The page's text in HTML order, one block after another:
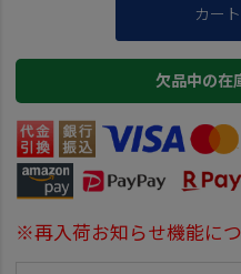
カー
欠品中の在
※再入荷お知らせ機能に